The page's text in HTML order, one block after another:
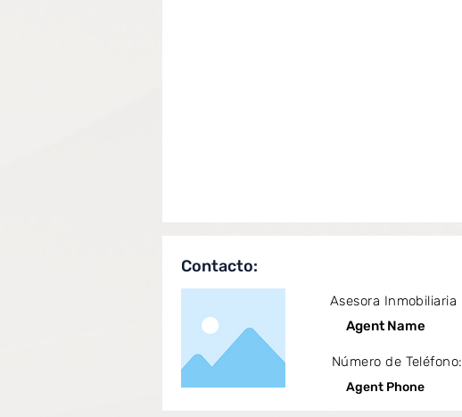
Contacto:
Asesora Inmobiliaria
Agent Name
Número de Teléfono:
Agent Phone